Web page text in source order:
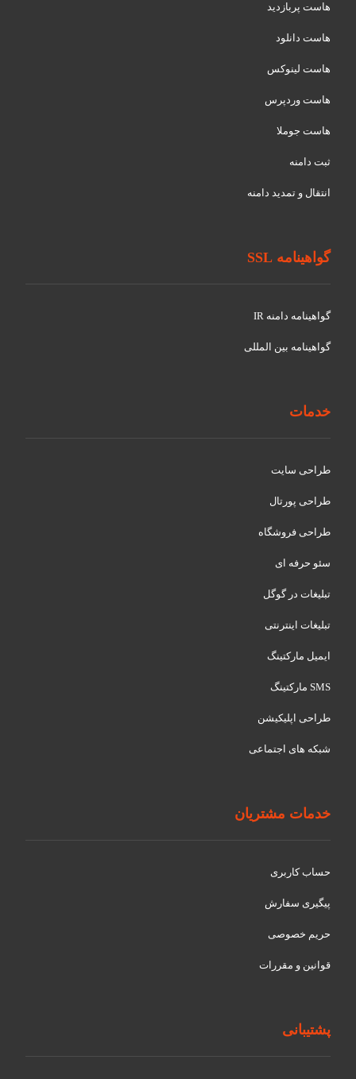
هاست پربازدید
هاست دانلود
هاست لینوکس
هاست وردپرس
هاست جوملا
ثبت دامنه
انتقال و تمدید دامنه
گواهینامه SSL
گواهينامه دامنه IR
گواهينامه بین المللی
خدمات
طراحی سایت
طراحی پورتال
طراحی فروشگاه
سئو حرفه ای
تبلیغات در گوگل
تبلیغات اینترنتی
ایمیل مارکتینگ
SMS مارکتینگ
طراحی اپلیکیشن
شبکه های اجتماعی
خدمات مشتریان
حساب کاربری
پیگیری سفارش
حریم خصوصی
قوانین و مقررات
پشتیبانی